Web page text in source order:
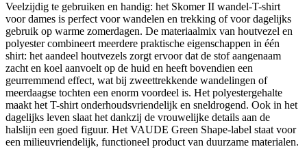
Veelzijdig te gebruiken en handig: het Skomer II wandel-T-shirt
voor dames is perfect voor wandelen en trekking of voor dagelijks
gebruik op warme zomerdagen. De materiaalmix van houtvezel en
polyester combineert meerdere praktische eigenschappen in één
shirt: het aandeel houtvezels zorgt ervoor dat de stof aangenaam
zacht en koel aanvoelt op de huid en heeft bovendien een
geurremmend effect, wat bij zweettrekkende wandelingen of
meerdaagse tochten een enorm voordeel is. Het polyestergehalte
maakt het T-shirt onderhoudsvriendelijk en sneldrogend. Ook in het
dagelijks leven slaat het dankzij de vrouwelijke details aan de
halslijn een goed figuur. Het VAUDE Green Shape-label staat voor
een milieuvriendelijk, functioneel product van duurzame materialen.